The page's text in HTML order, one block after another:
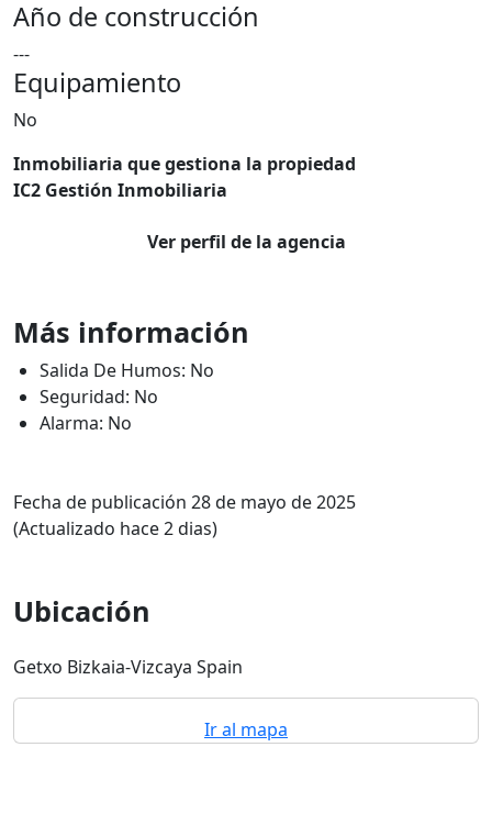
Año de construcción
---
Equipamiento
No
Inmobiliaria que gestiona la propiedad
IC2 Gestión Inmobiliaria
Ver perfil de la agencia
Más información
Salida De Humos: No
Seguridad: No
Alarma: No
Fecha de publicación 28 de mayo de 2025
(Actualizado hace 2 dias)
Ubicación
Getxo Bizkaia-Vizcaya Spain
Ir al mapa